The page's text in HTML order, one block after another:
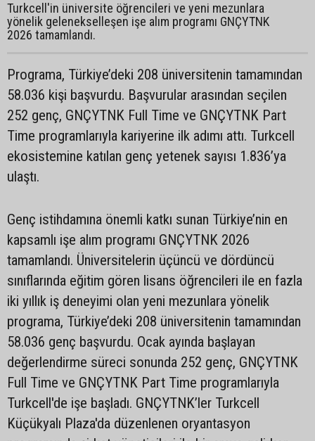
Turkcell'in üniversite öğrencileri ve yeni mezunlara
yönelik gelenekselleşen işe alım programı GNÇYTNK
2026 tamamlandı.
Programa, Türkiye’deki 208 üniversitenin tamamından
58.036 kişi başvurdu. Başvurular arasından seçilen
252 genç, GNÇYTNK Full Time ve GNÇYTNK Part
Time programlarıyla kariyerine ilk adımı attı. Turkcell
ekosistemine katılan genç yetenek sayısı 1.836’ya
ulaştı.
Genç istihdamına önemli katkı sunan Türkiye’nin en
kapsamlı işe alım programı GNÇYTNK 2026
tamamlandı. Üniversitelerin üçüncü ve dördüncü
sınıflarında eğitim gören lisans öğrencileri ile en fazla
iki yıllık iş deneyimi olan yeni mezunlara yönelik
programa, Türkiye’deki 208 üniversitenin tamamından
58.036 genç başvurdu. Ocak ayında başlayan
değerlendirme süreci sonunda 252 genç, GNÇYTNK
Full Time ve GNÇYTNK Part Time programlarıyla
Turkcell'de işe başladı. GNÇYTNK’ler Turkcell
Küçükyalı Plaza'da düzenlenen oryantasyon